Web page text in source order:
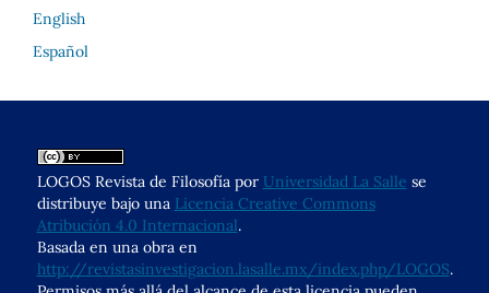
English
Español
LOGOS Revista de Filosofía por Universidad La Salle se
distribuye bajo una Licencia Creative Commons
Atribución 4.0 Internacional.
Basada en una obra en
http://revistasinvestigacion.lasalle.mx/index.php/LOGOS.